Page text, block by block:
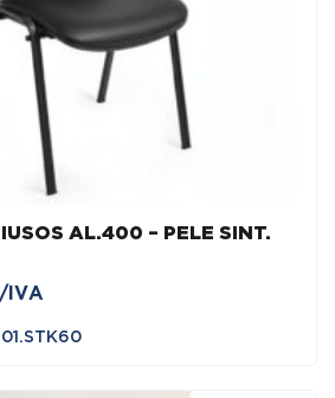
AL.400 – PELE SINT.
IVA